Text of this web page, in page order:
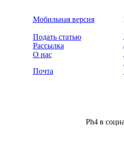
Мобильная версия
Подать статью
Рассылка
О нас
Почта
Ph4 в